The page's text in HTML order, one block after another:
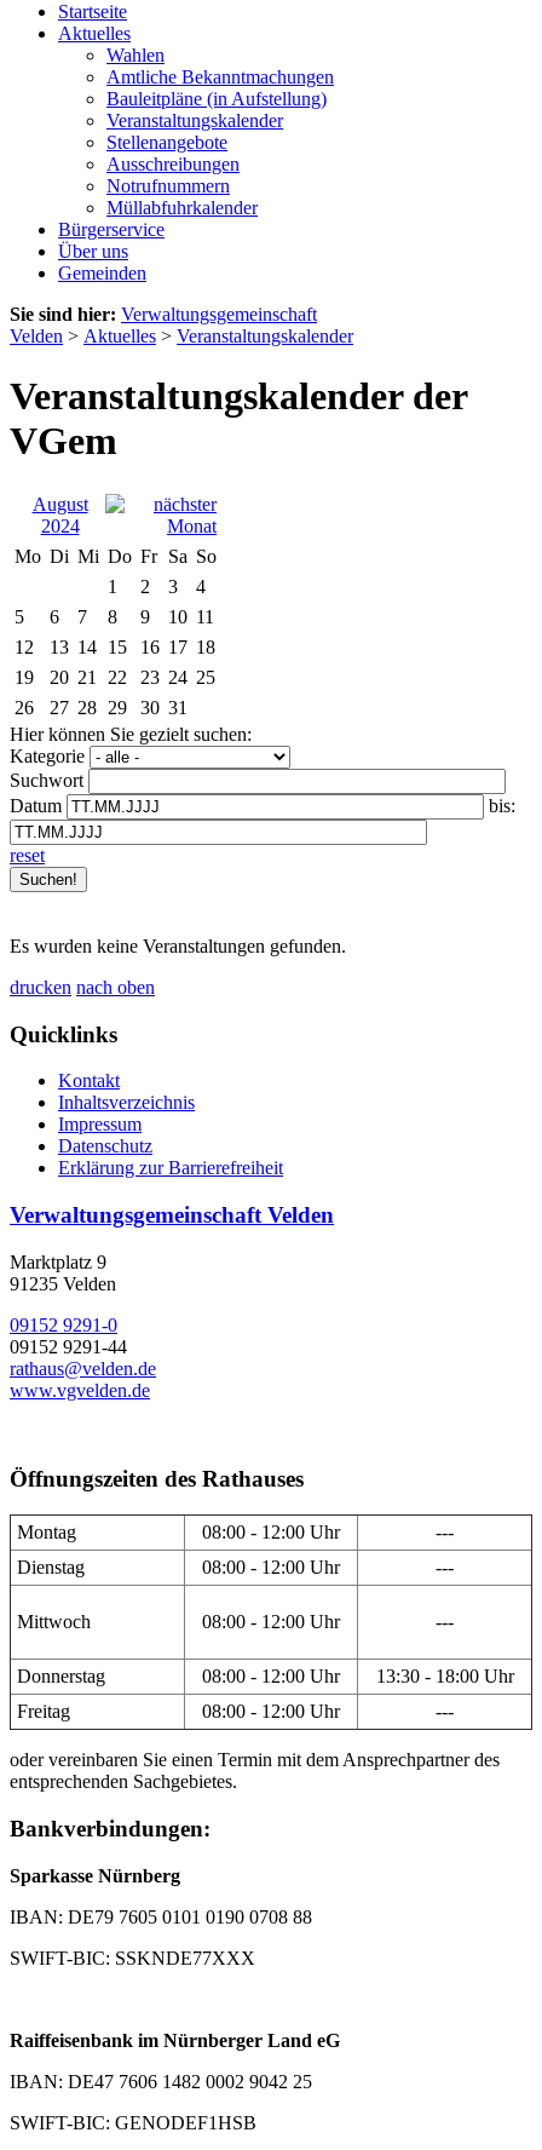
Startseite
Aktuelles
Wahlen
Amtliche Bekanntmachungen
Bauleitpläne (in Aufstellung)
Veranstaltungskalender
Stellenangebote
Ausschreibungen
Notrufnummern
Müllabfuhrkalender
Bürgerservice
Über uns
Gemeinden
Sie sind hier: Verwaltungsgemeinschaft
Velden > Aktuelles > Veranstaltungskalender
Veranstaltungskalender der
VGem
August
2024
Mo Di Mi Do Fr Sa So
1
2 3
4
5
6 7 8 9 10 11
12
13 14 15 16 17 18
19
20 21 22 23 24 25
26
27 28 29 30 31
Hier können Sie gezielt suchen:
Kategorie
Suchwort
Datum
bis:
reset
Es wurden keine Veranstaltungen gefunden.
drucken nach oben
Quicklinks
Kontakt
Inhaltsverzeichnis
Impressum
Datenschutz
Erklärung zur Barrierefreiheit
Verwaltungsgemeinschaft Velden
Marktplatz 9
91235 Velden
09152 9291-0
09152 9291-44
rathaus@velden.de
www.vgvelden.de
Öffnungszeiten des Rathauses
Montag 08:00 - 12:00 Uhr
---
Dienstag
08:00 - 12:00 Uhr ---
Mittwoch 08:00 - 12:00 Uhr ---
Donnerstag 08:00 - 12:00 Uhr
13:30 - 18:00 Uhr
Freitag
08:00 - 12:00 Uhr ---
oder vereinbaren Sie einen Termin mit dem Ansprechpartner des
entsprechenden Sachgebietes.
Bankverbindungen:
Sparkasse Nürnberg
IBAN: DE79 7605 0101 0190 0708 88
SWIFT-BIC: SSKNDE77XXX
Raiffeisenbank im Nürnberger Land eG
IBAN: DE47 7606 1482 0002 9042 25
SWIFT-BIC: GENODEF1HSB